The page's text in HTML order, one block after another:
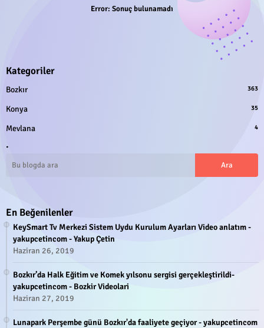
Error: Sonuç bulunamadı
Kategoriler
Bozkır 363
Konya 35
Mevlana 4
.
En Beğenilenler
KeySmart Tv Merkezi Sistem Uydu Kurulum Ayarları Video anlatım -
yakupcetincom - Yakup Çetin
Haziran 26, 2019
Bozkır’da Halk Eğitim ve Komek yılsonu sergisi gerçekleştirildi-
yakupcetincom - Bozkir Videolari
Haziran 27, 2019
Lunapark Perşembe günü Bozkır'da faaliyete geçiyor - yakupcetincom